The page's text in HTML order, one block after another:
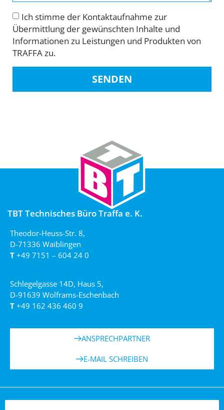
Ich stimme der Kontaktaufnahme zur
Übermittlung der gewünschten Inhalte und
Informationen zu Leistungen und Produkten von
TRAFFA zu.
SENDEN
TBT Technisches Büro Traffa e. K.
Theodor-Heuss-Str. 8,
D-71336 Waiblingen
T +49 7151 – 604 24 0
Schlegelgasse 14D, Haus 5,
D-91639 Wolframs-Eschenbach
T +49 162 436 460 9
ANSPRECHPARTNER
E-MAIL SCHREIBEN